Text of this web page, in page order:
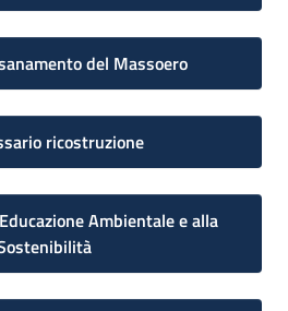
del Massoero
ricostruzione
Ambientale e alla